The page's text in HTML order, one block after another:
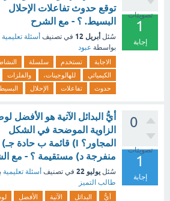
تصويتات
1
إجابة
توقع حدوث تفاعلات الإحلال
البسيط. ؟ - مع الشرح
سُئل أبريل 12 في تصنيف أسئلة تعليمية
بواسطة عبود
الاجابة تستخدم سلسلة
الكيميائي
للهالوجينات، والفلزات
حدوث
تفاعلات الإحلال البسيط
0
تصويتات
1
إجابة
أيُّ البدائل الآتية هو الأفضل
الزاوية الموضحة في الشكل
المجاور؟ i) قائمة ب حادة جـ)
منفرجة د) مستقيمة ؟ - مع
سُئل يوليو 22 في تصنيف أسئلة تعليمية
طالب التميز
أيُّ البدائل الآتية الأفضل